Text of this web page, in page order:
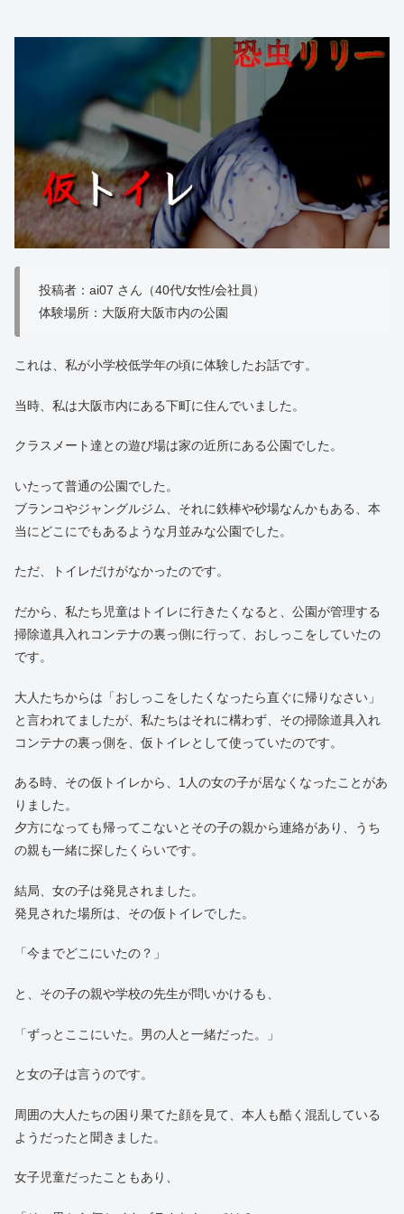
投稿者：ai07 さん（40代/女性/会社員）
体験場所：大阪府大阪市内の公園
これは、私が小学校低学年の頃に体験したお話です。
当時、私は大阪市内にある下町に住んでいました。
クラスメート達との遊び場は家の近所にある公園でした。
いたって普通の公園でした。
ブランコやジャングルジム、それに鉄棒や砂場なんかもある、本
当にどこにでもあるような月並みな公園でした。
ただ、トイレだけがなかったのです。
だから、私たち児童はトイレに行きたくなると、公園が管理する
掃除道具入れコンテナの裏っ側に行って、おしっこをしていたの
です。
大人たちからは「おしっこをしたくなったら直ぐに帰りなさい」
と言われてましたが、私たちはそれに構わず、その掃除道具入れ
コンテナの裏っ側を、仮トイレとして使っていたのです。
ある時、その仮トイレから、1人の女の子が居なくなったことがあ
りました。
夕方になっても帰ってこないとその子の親から連絡があり、うち
の親も一緒に探したくらいです。
結局、女の子は発見されました。
発見された場所は、その仮トイレでした。
「今までどこにいたの？」
と、その子の親や学校の先生が問いかけるも、
「ずっとここにいた。男の人と一緒だった。」
と女の子は言うのです。
周囲の大人たちの困り果てた顔を見て、本人も酷く混乱している
ようだったと聞きました。
女子児童だったこともあり、